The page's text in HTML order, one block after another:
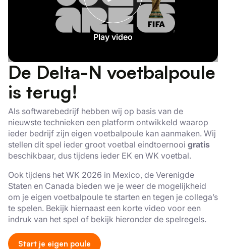
De Delta-N voetbalpoule
is terug!
Als softwarebedrijf hebben wij op basis van de
nieuwste technieken een platform ontwikkeld waarop
ieder bedrijf zijn eigen voetbalpoule kan aanmaken. Wij
stellen dit spel ieder groot voetbal eindtoernooi gratis
beschikbaar, dus tijdens ieder EK en WK voetbal.
Ook tijdens het WK 2026 in Mexico, de Verenigde
Staten en Canada bieden we je weer de mogelijkheid
om je eigen voetbalpoule te starten en tegen je collega’s
te spelen. Bekijk hiernaast een korte video voor een
indruk van het spel of bekijk hieronder de spelregels.
Start je eigen poule
Play video